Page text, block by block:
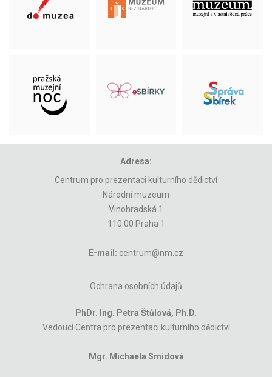
Adresa:
Centrum pro prezentaci kulturního dědictví
Národní muzeum
Vinohradská 1
110 00 Praha 1
E-mail: centrum@nm.cz
Ochrana osobních údajů
PhDr. Ing. Petra Štůlová, Ph.D.
Vedoucí Centra pro prezentaci kulturního dědictví
Mgr. Michaela Smidová